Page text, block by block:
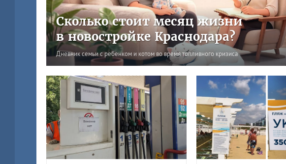
Сколько стоит месяц жизни
в новостройке Краснодара?
Дневник семьи с ребенком и котом во время топливного кризиса